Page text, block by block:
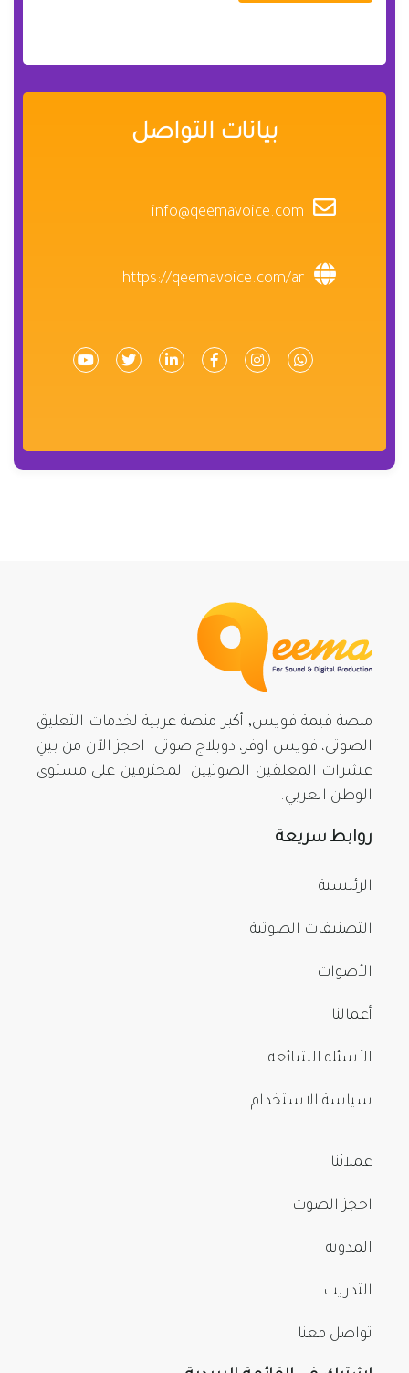
بيانات التواصل
info@qeemavoice.com
https://qeemavoice.com/ar
منصة قيمة فويس, أكبر منصة عربية لخدمات التعليق
الصوتي، فويس اوفر، دوبلاج صوتي. احجز الآن من بينِ
عشرات المعلقين الصوتيين المحترفين على مستوى
الوطن العربي.
روابط سريعة
الرئيسية
التصنيفات الصوتية
الأصوات
أعمالنا
الأسئلة الشائعة
سياسة الاستخدام
عملائنا
احجز الصوت
المدونة
التدريب
تواصل معنا